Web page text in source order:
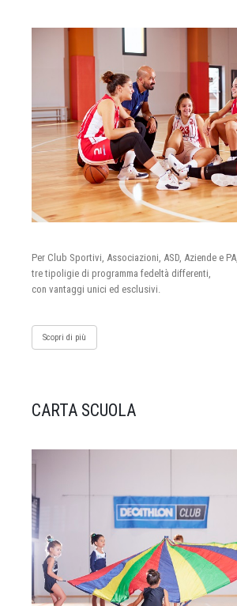
Per Club Sportivi, Associazioni, ASD, Aziende e PA,
tre tipoligie di programma fedeltà differenti,
con vantaggi unici ed esclusivi.
Scopri di più
CARTA SCUOLA